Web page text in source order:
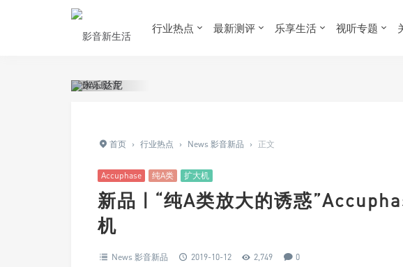
行业热点 最新测评 乐享生活 视听专题
首页 › 行业热点 › News 影音新品 › 正文
Accuphase 纯A类 扩大机
新品 | “纯A类放大的诱惑
机
News 影音新品 2019-10-12 2,749 0